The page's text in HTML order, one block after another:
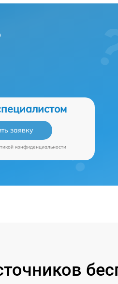
заявку
конфиденциальности